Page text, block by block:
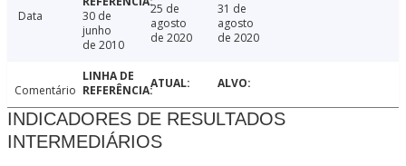
Data
30 de
junho
de 2010
25 de
agosto
de 2020
31 de
agosto
de 2020
Comentário
INDICADORES DE RESULTADOS
INTERMEDIÁRIOS